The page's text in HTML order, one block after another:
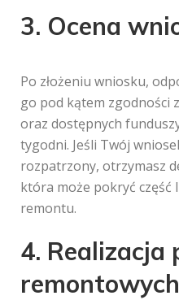
3. Ocena
Po złożeniu wniosku,
go pod kątem zgodności
oraz dostępnych
tygodni. Jeśli Twój
rozpatrzony, otrzymasz
która może pokryć część
remontu.
4. Realizacja